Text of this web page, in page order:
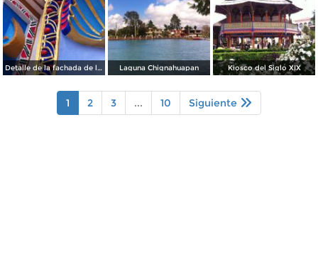
Detalle de la fachada de la Parroquia de Chignahuapan Laguna Chignahuapan Kiosco del Siglo XIX
1 2 3 ... 10 Siguiente